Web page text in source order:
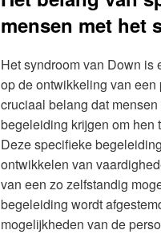
mensen met het
Het syndroom van Down
op de ontwikkeling van
cruciaal belang dat
begeleiding krijgen om hen
Deze specifieke
ontwikkelen van
van een zo zelfstandig
begeleiding wordt
mogelijkheden van de